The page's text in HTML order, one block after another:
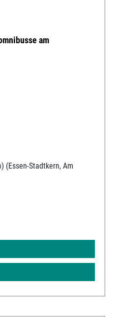
am
(Essen-Stadtkern, Am